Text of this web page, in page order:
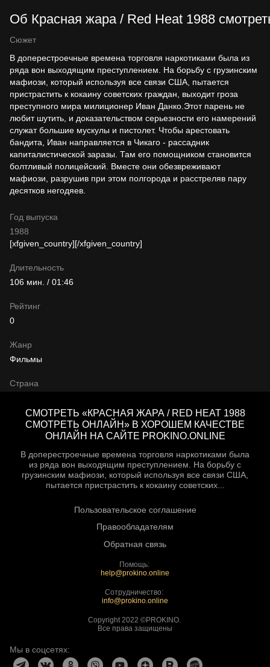
Об Красная жара / Red Heat 1988
Сюжет
В доперестроечные времена торговля наркотиками была из
ряда вон выходящим преступлением. На борьбу с грузинским
мафиози, который используя все связи США, пытается
пристрастить к кокаину советских граждан, выходит гроза
преступного мира милиционер Иван Данко.Этот парень не
любит шутить, и доказательством серьезности его намерений
служат большие мускулы и пистолет. Чтобы арестовать
бандита, Иван направляется в Чикаго - рассадник
капиталистической заразы. Там его помощником становится
болтливый полицейский. Вместе они обезвреживают
мафиози, разрушив при этом полгорода и расстреляв пару
десятков негодяев.
Год выпуска
1988
Жанр
Фильмы
Длительность
106 мин. / 01:46
[xfgiven_country]
Страна
[/xfgiven_country]
Рейтинг
0
СМОТРЕТЬ «КРАСНАЯ ЖАРА / RED HEAT 1988
СМОТРЕТЬ ОНЛАЙН» В ХОРОШЕМ КАЧЕСТВЕ
ОНЛАЙН НА САЙТЕ PROKINO.ONLINE
В доперестроечные времена торговля наркотиками была
из ряда вон выходящим преступлением. На борьбу с
грузинским мафиози, который используя все связи США,
пытается пристрастить к кокаину советских...
Пользовательское соглашение
Правообладателям
Обратная связь
Помощь:
help@prokino.online
Сотрудничество:
info@prokino.online
Copyright 2022 ©PROKINO.
Все права защищены
Мы в соцсетях: